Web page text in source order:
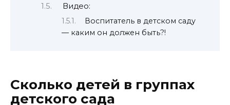
Видео:
Воспитатель в детском саду
— каким он должен быть?!
Сколько детей в группах
детского сада